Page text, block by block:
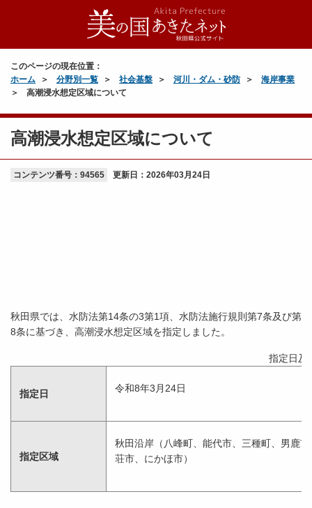
このページの現在位置：
ホーム
分野別一覧 社会基盤 河川・ダム・砂防
海岸事業
高潮浸水想定区域について
高潮浸水想定区域について
コンテンツ番号：94565 更新日： 2026年03月24日
秋田県では、水防法第14条の3第1項、水防法施行規則第7条及び第
8条に基づき、高潮浸水想定区域を指定しました。
指定日及
指定日 令和8年3月24日
指定区域
秋田沿岸（八峰町、能代市、三種町、男鹿
荘市、にかほ市）